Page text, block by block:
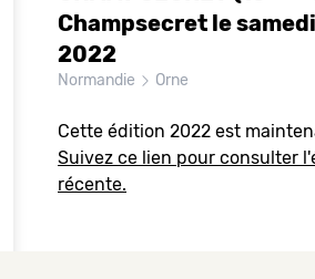
Champsecret le
2022
Normandie Orne
Cette édition 2022 est
Suivez ce lien pour consulter
récente.